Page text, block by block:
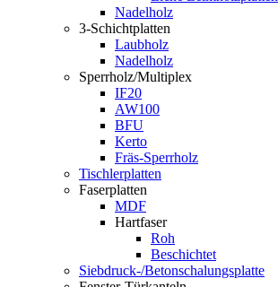
Nadelholz
3-Schichtplatten
Laubholz
Nadelholz
Sperrholz/Multiplex
IF20
AW100
BFU
Kerto
Fräs-Sperrholz
Tischlerplatten
Faserplatten
MDF
Hartfaser
Roh
Beschichtet
Siebdruck-/Betonschalungsplatte